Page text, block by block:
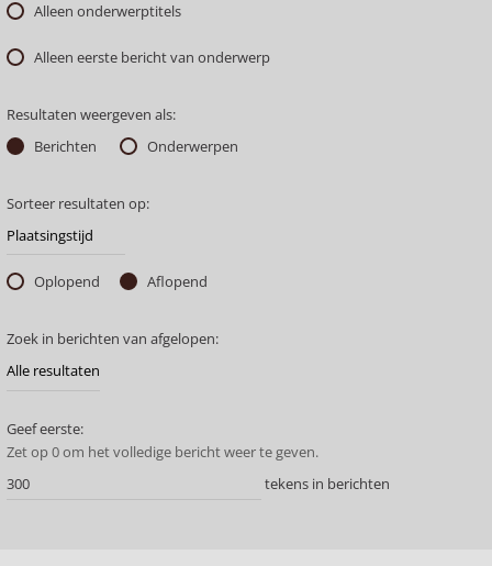
Alleen onderwerptitels
Alleen eerste bericht van onderwerp
Resultaten weergeven als:
Berichten
Onderwerpen
Sorteer resultaten op:
Oplopend Aflopend
Zoek in berichten van afgelopen:
Geef eerste:
Zet op 0 om het volledige bericht weer te geven.
tekens in berichten